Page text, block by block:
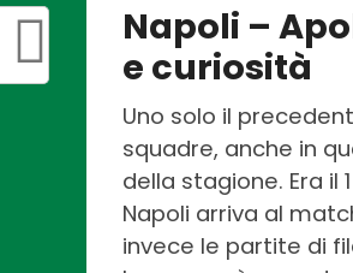
Napoli –
e curiosità
Uno solo il
squadre, anche in
della stagione. Era il
Napoli arriva al
invece le partite di